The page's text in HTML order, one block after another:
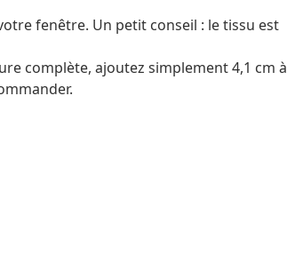
fenêtre. Un petit conseil : le tissu est
complète, ajoutez simplement 4,1 cm à